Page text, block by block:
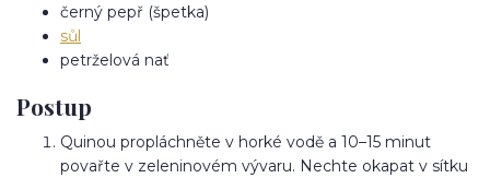
černý pepř (špetka)
sůl
petrželová nať
Postup
Quinou propláchněte v horké vodě a 10–15 minut
povařte v zeleninovém vývaru. Nechte okapat v sítku